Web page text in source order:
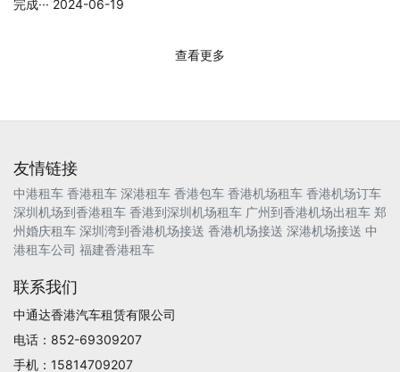
完成··· 2024-06-19
查看更多
友情链接
中港租车 香港租车 深港租车 香港包车 香港机场租车 香港机场订车
深圳机场到香港租车 香港到深圳机场租车 广州到香港机场出租车 郑
州婚庆租车 深圳湾到香港机场接送 香港机场接送 深港机场接送 中
港租车公司 福建香港租车
联系我们
中通达香港汽车租赁有限公司
电话：852-69309207
手机：15814709207